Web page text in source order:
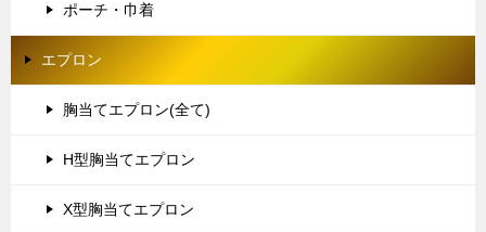
ポーチ・巾着
エプロン
胸当てエプロン(全て)
H型胸当てエプロン
X型胸当てエプロン